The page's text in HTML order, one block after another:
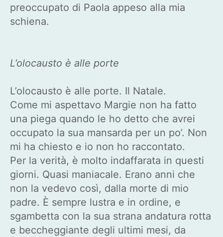
preoccupato di Paola appeso alla mia
schiena.
L’olocausto è alle porte
L’olocausto è alle porte. Il Natale.
Come mi aspettavo Margie non ha fatto
una piega quando le ho detto che avrei
occupato la sua mansarda per un po’. Non
mi ha chiesto e io non ho raccontato.
Per la verità, è molto indaffarata in questi
giorni. Quasi maniacale. Erano anni che
non la vedevo così, dalla morte di mio
padre. È sempre lustra e in ordine, e
sgambetta con la sua strana andatura rotta
e beccheggiante degli ultimi mesi, da